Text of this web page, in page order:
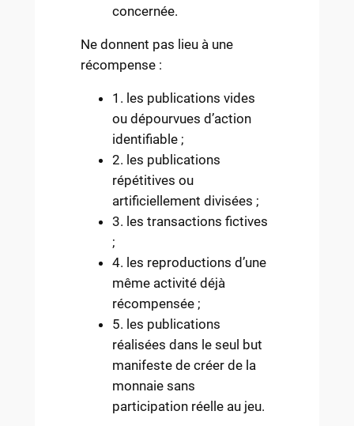
concernée.
Ne donnent pas lieu à une
récompense :
1. les publications vides
ou dépourvues d’action
identifiable ;
2. les publications
répétitives ou
artificiellement divisées ;
3. les transactions fictives
;
4. les reproductions d’une
même activité déjà
récompensée ;
5. les publications
réalisées dans le seul but
manifeste de créer de la
monnaie sans
participation réelle au jeu.